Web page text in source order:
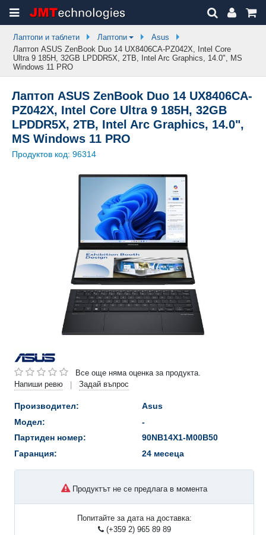
Лаптопи и таблети Лаптопи
Asus
Лаптоп ASUS ZenBook Duo 14 UX8406CA-PZ042X, Intel Core
Ultra 9 185H, 32GB LPDDR5X, 2TB, Intel Arc Graphics, 14.0", MS
Windows 11 PRO
Лаптоп ASUS ZenBook Duo 14 UX8406CA-
PZ042X, Intel Core Ultra 9 185H, 32GB
LPDDR5X, 2TB, Intel Arc Graphics, 14.0",
MS Windows 11 PRO
Продуктов код: 96314
Все още няма оценка за продукта.
Напиши ревю
| Задай въпрос
Производител:
Asus
Модел:
-
Партиден номер:
90NB14X1-M00B50
Гаранция:
24 месеца
Продуктът не се предлага в момента
Попитайте за дата на доставка:
(+359 2) 965 89 89